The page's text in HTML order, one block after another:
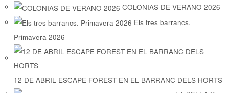
COLONIAS DE VERANO 2026
Els tres barrancs.
Primavera 2026
12 DE ABRIL ESCAPE FOREST EN EL BARRANC DELS HORTS